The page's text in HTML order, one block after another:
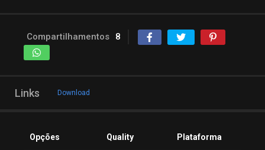
Compartilhamentos 8
Links Download
Opções Quality Plataforma